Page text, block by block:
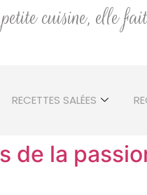
cuisine, elle
RECETTES SALÉES
de la